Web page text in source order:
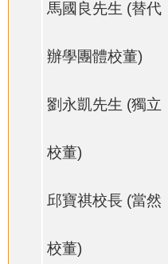
馬國良先生 (替代
辦學團體校董)
劉永凱先生 (獨立
校董)
邱寶祺校長 (當然
校董)